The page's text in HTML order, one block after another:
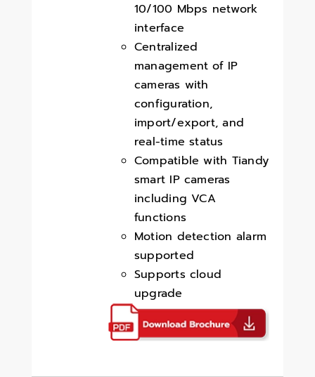
10/100 Mbps network
interface
Centralized
management of IP
cameras with
configuration,
import/export, and
real-time status
Compatible with Tiandy
smart IP cameras
including VCA
functions
Motion detection alarm
supported
Supports cloud
upgrade